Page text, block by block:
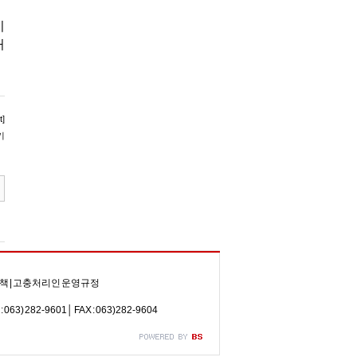
고충처리인 운영규정
063) 282-9601│ FAX : 063) 282-9604